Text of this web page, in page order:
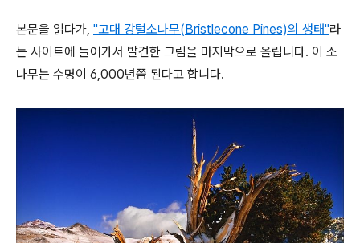
본문을 읽다가, "고대 강털소나무(Bristlecone Pines)의 생태"라
는 사이트에 들어가서 발견한 그림을 마지막으로 올립니다. 이 소
나무는 수명이 6,000년쯤 된다고 합니다.